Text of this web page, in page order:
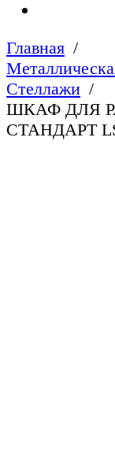
Главная
Стеллажи
ШКАФ ДЛЯ
СТАНДАРТ